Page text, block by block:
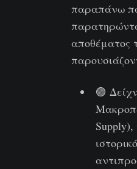
παραπάνω
🟣
Supply),